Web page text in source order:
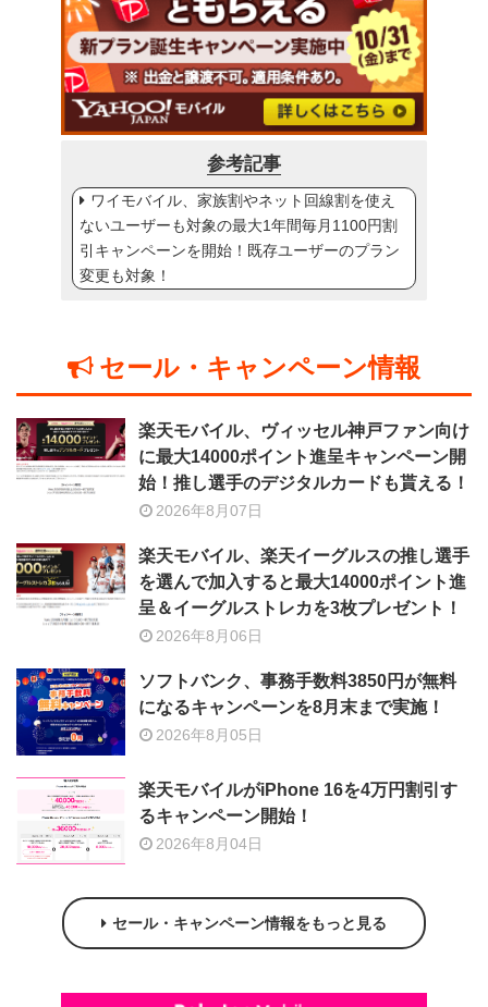
参考記事
ワイモバイル、家族割やネット回線割を使え
ないユーザーも対象の最大1年間毎月1100円割
引キャンペーンを開始！既存ユーザーのプラン
変更も対象！
セール・キャンペーン情報
楽天モバイル、ヴィッセル神戸ファン向け
に最大14000ポイント進呈キャンペーン開
始！推し選手のデジタルカードも貰える！
2026年8月07日
楽天モバイル、楽天イーグルスの推し選手
を選んで加入すると最大14000ポイント進
呈＆イーグルストレカを3枚プレゼント！
2026年8月06日
ソフトバンク、事務手数料3850円が無料
になるキャンペーンを8月末まで実施！
2026年8月05日
楽天モバイルがiPhone 16を4万円割引す
るキャンペーン開始！
2026年8月04日
セール・キャンペーン情報をもっと見る